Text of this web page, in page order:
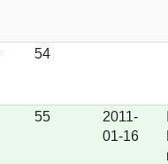
54
55
2011-
01-16